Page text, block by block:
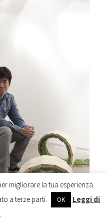
migliorare la tua esperienza.
a terze parti.
OK
Leggi di